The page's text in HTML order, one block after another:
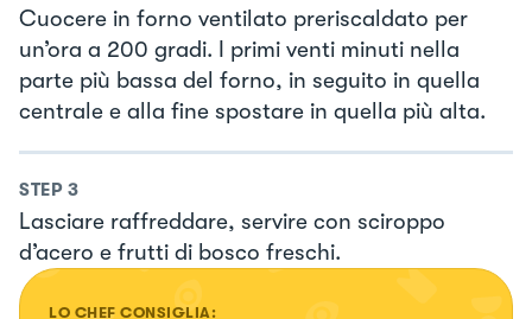
Cuocere in forno ventilato preriscaldato per
un’ora a 200 gradi. I primi venti minuti nella
parte più bassa del forno, in seguito in quella
centrale e alla fine spostare in quella più alta.
STEP 3
Lasciare raffreddare, servire con sciroppo
d’acero e frutti di bosco freschi.
LO CHEF CONSIGLIA: